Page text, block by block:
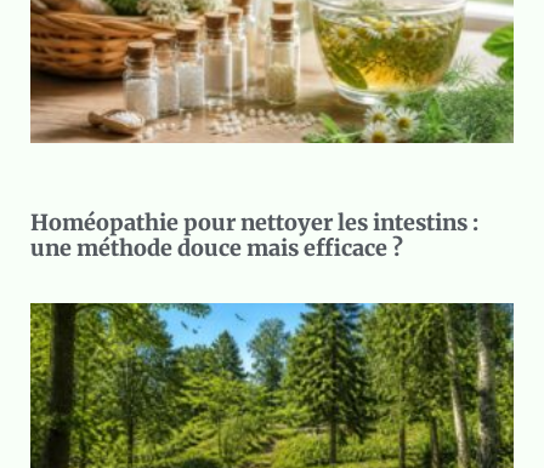
Homéopathie pour nettoyer les intestins :
une méthode douce mais efficace ?